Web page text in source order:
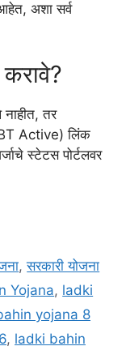
आहेत, अशा सर्व
तर
Active) लिंक
स्टेटस पोर्टलवर
,सरकारी योजना
Yojana, ladki
yojana 8
, ladki bahin